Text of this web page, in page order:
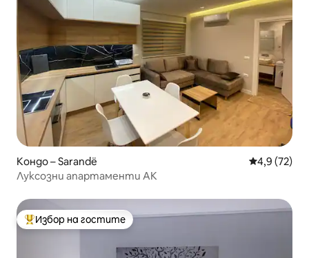
Кондо – Sarandë Средна
4,9 (72)
Луксозни апартаменти AK
Най-популярен избор на гостите
Избор на гостите